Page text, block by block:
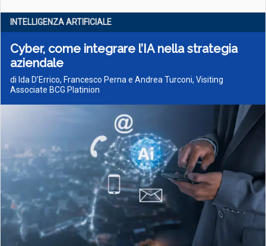
INTELLIGENZA ARTIFICIALE
Cyber, come integrare l’IA nella strategia
aziendale
di Ida D’Errico, Francesco Perna e Andrea Turconi, Visiting
Associate BCG Platinion